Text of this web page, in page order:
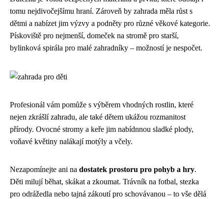
tomu nejdivočejšímu hraní. Zároveň by zahrada měla růst s
dětmi a nabízet jim výzvy a podněty pro různé věkové kategorie.
Pískoviště pro nejmenší, domeček na stromě pro starší,
bylinková spirála pro malé zahradníky – možností je nespočet.
Profesionál vám pomůže s výběrem vhodných rostlin, které
nejen zkrášlí zahradu, ale také dětem ukážou rozmanitost
přírody. Ovocné stromy a keře jim nabídnnou sladké plody,
voňavé květiny nalákají motýly a včely.
Nezapomínejte ani na dostatek prostoru pro pohyb a hry.
Děti milují běhat, skákat a zkoumat. Trávník na fotbal, stezka
pro odrážedla nebo tajná zákoutí pro schovávanou – to vše dělá